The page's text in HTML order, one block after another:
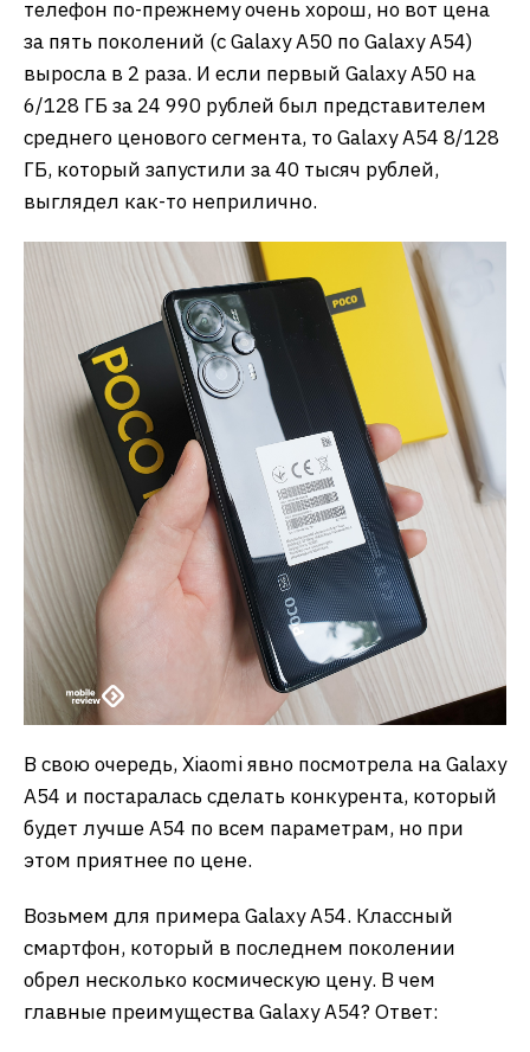
телефон по-прежнему очень хорош, но вот цена
за пять поколений (с Galaxy A50 по Galaxy А54)
выросла в 2 раза. И если первый Galaxy A50 на
6/128 ГБ за 24 990 рублей был представителем
среднего ценового сегмента, то Galaxy A54 8/128
ГБ, который запустили за 40 тысяч рублей,
выглядел как-то неприлично.
В свою очередь, Xiaomi явно посмотрела на Galaxy
A54 и постаралась сделать конкурента, который
будет лучше А54 по всем параметрам, но при
этом приятнее по цене.
Возьмем для примера Galaxy A54. Классный
смартфон, который в последнем поколении
обрел несколько космическую цену. В чем
главные преимущества Galaxy A54? Ответ: